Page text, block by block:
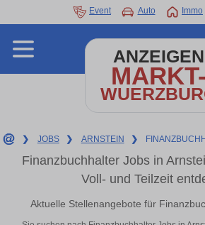
Event Auto Immo
ANZEIGEN
MARKT-
❯ JOBS ❯ ARNSTEIN ❯
Finanzbuchhalter Jobs in
Voll- und Teilzeit
Aktuelle Stellenangebote für